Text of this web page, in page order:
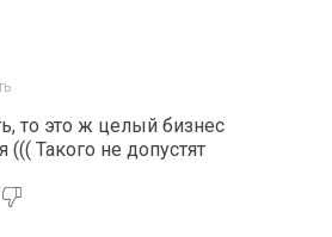
то это ж целый бизнес
((( Такого не допустят